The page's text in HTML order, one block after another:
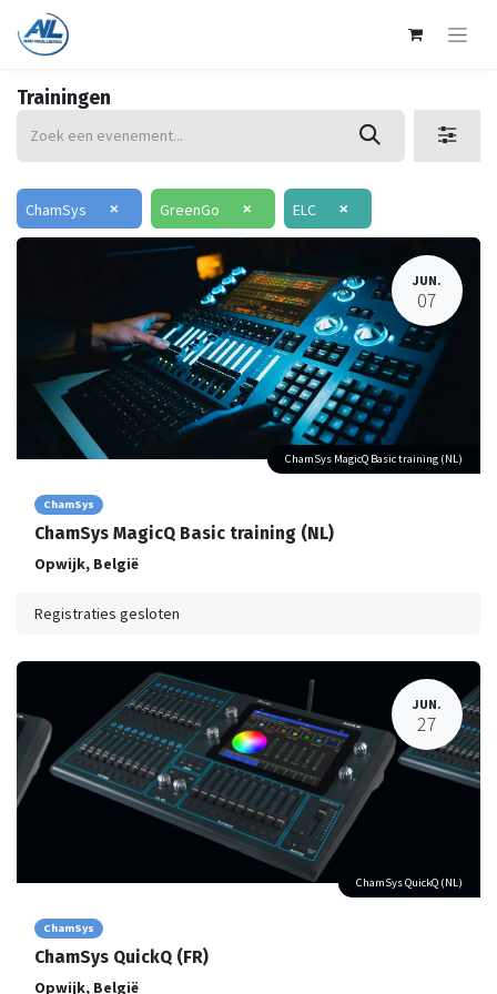
Trainingen
ChamSys × GreenGo × ELC ×
JUN.
07
ChamSys
ChamSys MagicQ Basic training (NL)
ChamSys MagicQ Basic training (NL)
Opwijk, België
Registraties gesloten
JUN.
27
ChamSys
ChamSys QuickQ (FR)
ChamSys QuickQ (NL)
Opwijk, België